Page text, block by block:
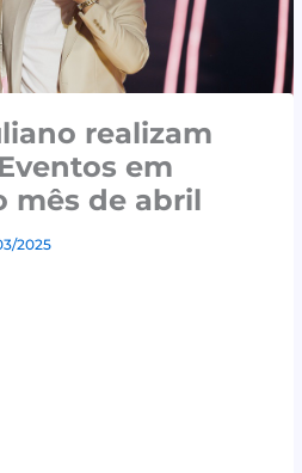
realizam
em
mês de abril
2025